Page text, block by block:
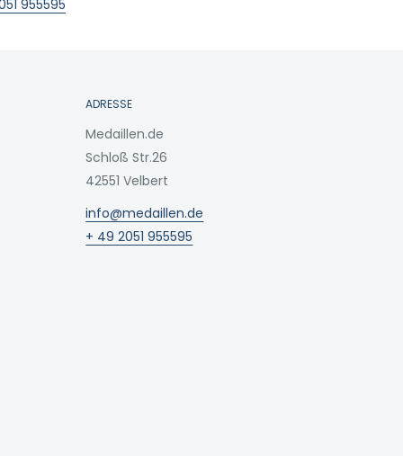
955595
ADRESSE
Medaillen.de
Schloß Str.26
42551 Velbert
info@medaillen.de
+ 49 2051 955595